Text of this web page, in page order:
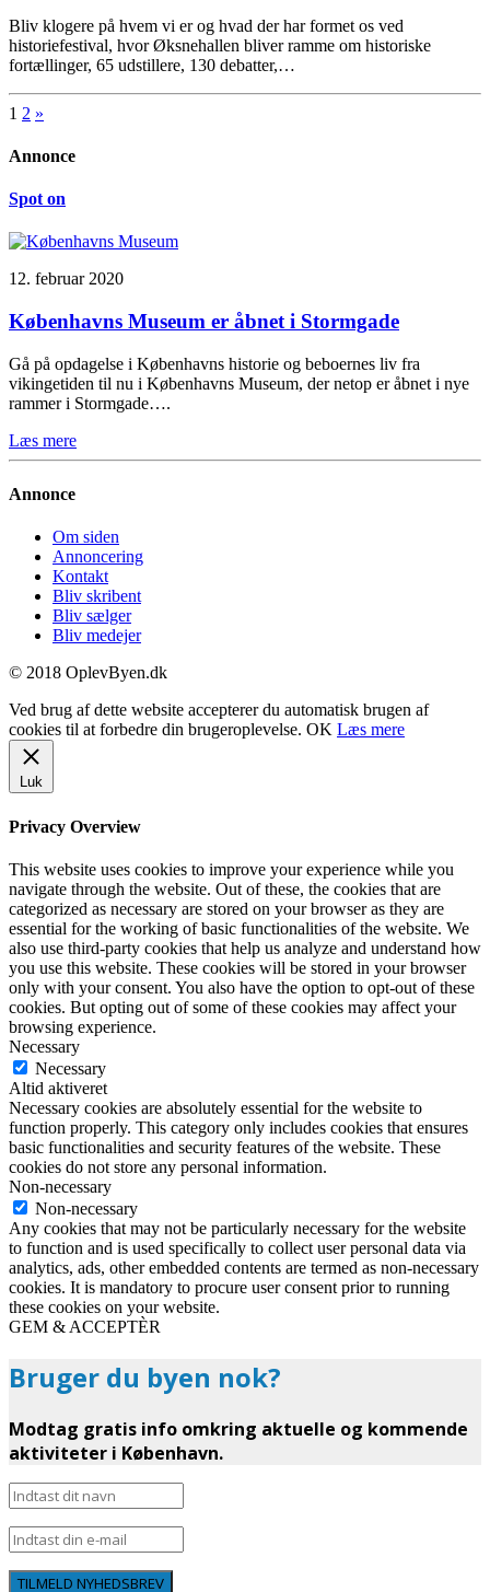
Bliv klogere på hvem vi er og hvad der har formet os ved
historiefestival, hvor Øksnehallen bliver ramme om historiske
fortællinger, 65 udstillere, 130 debatter,…
1 2 »
Annonce
Spot on
12. februar 2020
Københavns Museum er åbnet i Stormgade
Gå på opdagelse i Københavns historie og beboernes liv fra
vikingetiden til nu i Københavns Museum, der netop er åbnet i nye
rammer i Stormgade….
Læs mere
Annonce
Om siden
Annoncering
Kontakt
Bliv skribent
Bliv sælger
Bliv medejer
© 2018 OplevByen.dk
Ved brug af dette website accepterer du automatisk brugen af
cookies til at forbedre din brugeroplevelse. OK Læs mere
Luk
Privacy Overview
This website uses cookies to improve your experience while you
navigate through the website. Out of these, the cookies that are
categorized as necessary are stored on your browser as they are
essential for the working of basic functionalities of the website. We
also use third-party cookies that help us analyze and understand how
you use this website. These cookies will be stored in your browser
only with your consent. You also have the option to opt-out of these
cookies. But opting out of some of these cookies may affect your
browsing experience.
Necessary
Necessary
Altid aktiveret
Necessary cookies are absolutely essential for the website to
function properly. This category only includes cookies that ensures
basic functionalities and security features of the website. These
cookies do not store any personal information.
Non-necessary
Non-necessary
Any cookies that may not be particularly necessary for the website
to function and is used specifically to collect user personal data via
analytics, ads, other embedded contents are termed as non-necessary
cookies. It is mandatory to procure user consent prior to running
these cookies on your website.
GEM & ACCEPTÈR
Bruger du byen nok?
Modtag gratis info omkring aktuelle og kommende
aktiviteter i København.
TILMELD NYHEDSBREV